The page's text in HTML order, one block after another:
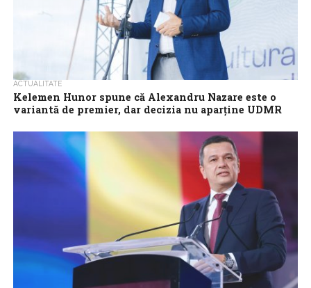
ACTUALITATE
Kelemen Hunor spune că Alexandru Nazare este o
variantă de premier, dar decizia nu aparține UDMR
punctul de vedere al formațiunii pe care o conduce, Alexandru
Nazare este una...